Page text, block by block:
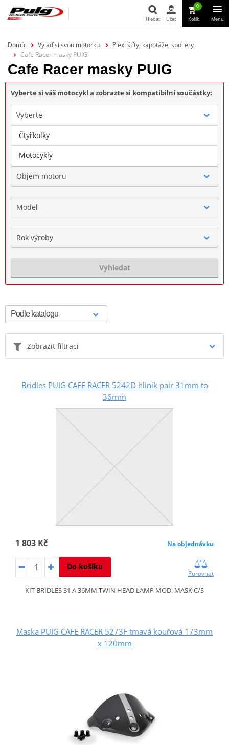
Hledat
Hledat Účet
0
Košík Menu
Domů Vylaď si svou motorku
Plexi štíty, kapotáže, spoilery
Cafe Racer masky PUIG
Cafe Racer masky PUIG
Vyberte si váš motocykl a zobrazte si kompatibilní součástky:
Vyberte
Značka
Objem motoru
Model
Rok výroby
Vyhledat
Zobrazit filtraci
Bridles PUIG CAFE RACER 5242D hliník pair 31mm to
36mm
1 803 Kč Na objednávku
Do košíku
Porovnat
KIT BRIDLES 31 A 36MM.TWIN HEAD LAMP MOD. MASK C/S
Maska PUIG CAFE RACER 5273F tmavá kouřová 173mm
x 120mm
Čtyřkolky
Motocykly